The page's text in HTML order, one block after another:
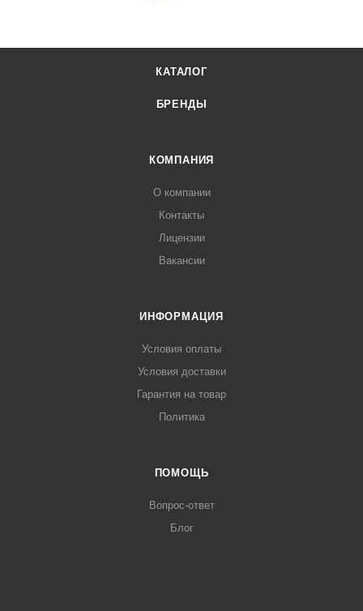
КАТАЛОГ
БРЕНДЫ
КОМПАНИЯ
О компании
Контакты
Лицензии
Вакансии
ИНФОРМАЦИЯ
Условия оплаты
Условия доставки
Гарантия на товар
Политика
ПОМОЩЬ
Вопрос-ответ
Блог